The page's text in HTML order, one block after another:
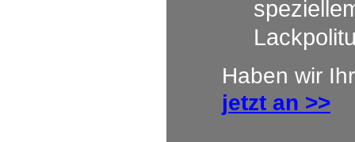
Haben wir
jetzt an >>